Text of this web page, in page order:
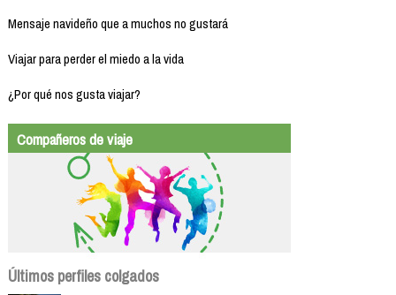
Mensaje navideño que a muchos no gustará
Viajar para perder el miedo a la vida
¿Por qué nos gusta viajar?
Compañeros de viaje
Últimos perfiles colgados